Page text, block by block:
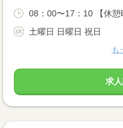
08：00〜17：10 【休憩
土曜日 日曜日 祝日
も
求